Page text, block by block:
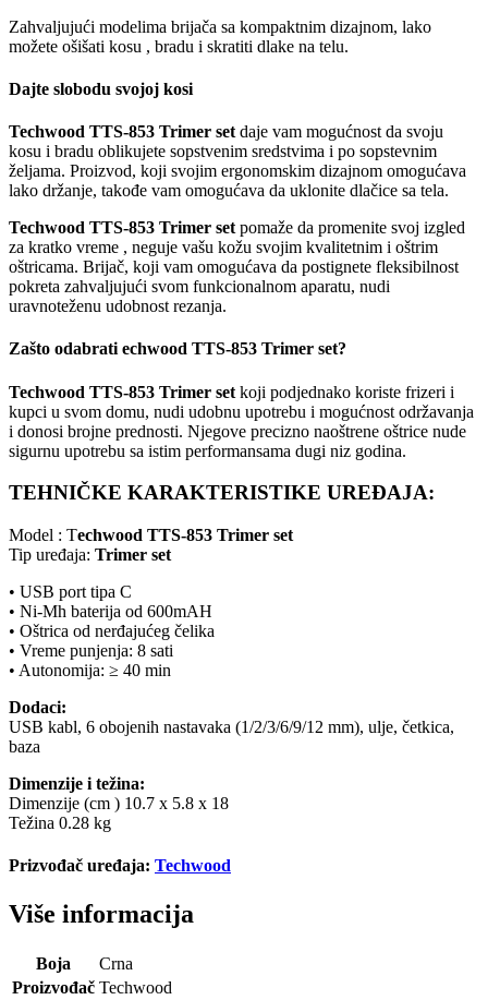
Zahvaljujući modelima brijača sa kompaktnim dizajnom, lako
možete ošišati kosu , bradu i skratiti dlake na telu.
Dajte slobodu svojoj kosi
Techwood TTS-853 Trimer set daje vam mogućnost da svoju
kosu i bradu oblikujete sopstvenim sredstvima i po sopstevnim
željama. Proizvod, koji svojim ergonomskim dizajnom omogućava
lako držanje, takođe vam omogućava da uklonite dlačice sa tela.
Techwood TTS-853 Trimer set pomaže da promenite svoj izgled
za kratko vreme , neguje vašu kožu svojim kvalitetnim i oštrim
oštricama. Brijač, koji vam omogućava da postignete fleksibilnost
pokreta zahvaljujući svom funkcionalnom aparatu, nudi
uravnoteženu udobnost rezanja.
Zašto odabratiechwood TTS-853 Trimer set?
Techwood TTS-853 Trimer set koji podjednako koriste frizeri i
kupci u svom domu, nudi udobnu upotrebu i mogućnost održavanja
i donosi brojne prednosti. Njegove precizno naoštrene oštrice nude
sigurnu upotrebu sa istim performansama dugi niz godina.
TEHNIČKE KARAKTERISTIKE UREĐAJA:
Model : Techwood TTS-853 Trimer set
Tip uređaja: Trimer set
• USB port tipa C
• Ni-Mh baterija od 600mAH
• Oštrica od nerđajućeg čelika
• Vreme punjenja: 8 sati
• Autonomija: ≥ 40 min
Dodaci:
USB kabl, 6 obojenih nastavaka (1/2/3/6/9/12 mm), ulje, četkica,
baza
Dimenzije i težina:
Dimenzije (cm ) 10.7 x 5.8 x 18
Težina 0.28 kg
Prizvođač uređaja: Techwood
Više informacija
Boja
Crna
Proizvođač Techwood